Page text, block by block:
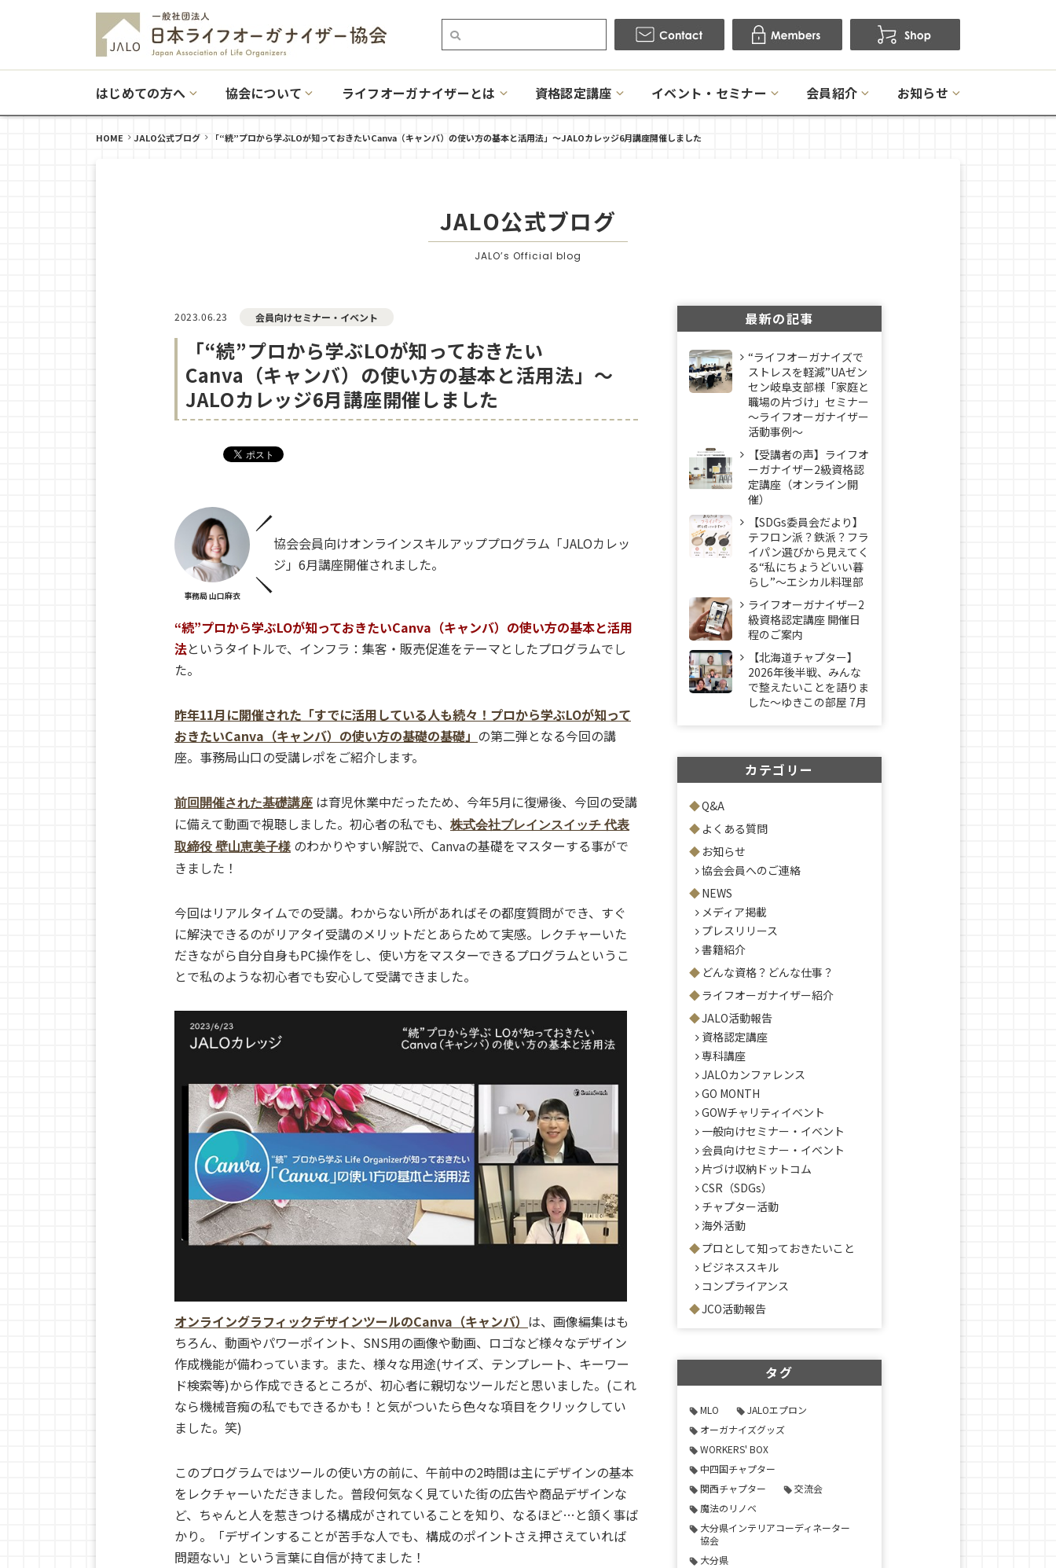
はじめての方へ 協会について ライフオーガナイザーとは 資格認定講座 イベント・セミナー 会員紹介 お知らせ
HOME JALO公式ブログ 「“続”プロから学ぶLOが知っておきたいCanva（キャンバ）の使い方の基本と活用法」〜JALOカレッジ6月講座開催しました
JALO公式ブログ
JALO’s Official blog
2023.06.23 会員向けセミナー・イベント
「“続”プロから学ぶLOが知っておきたい
Canva（キャンバ）の使い方の基本と活用法」〜
JALOカレッジ6月講座開催しました
事務局 山口麻衣
協会会員向けオンラインスキルアッププログラム「JALOカレッ
ジ」6月講座開催されました。
“続”プロから学ぶLOが知っておきたいCanva（キャンバ）の使い方の基本と活用
法というタイトルで、インフラ：集客・販売促進をテーマとしたプログラムでし
た。
昨年11月に開催された「すでに活用している人も続々！プロから学ぶLOが知って
おきたいCanva（キャンバ）の使い方の基礎の基礎」 の第二弾となる今回の講
座。事務局山口の受講レポをご紹介します。
前回開催された基礎講座 は育児休業中だったため、今年5月に復帰後、今回の受講
に備えて動画で視聴しました。初心者の私でも、 株式会社ブレインスイッチ 代表
取締役 壁山恵美子様のわかりやすい解説で、Canvaの基礎をマスターする事がで
きました！
今回はリアルタイムでの受講。わからない所があればその都度質問ができ、すぐ
に解決できるのがリアタイ受講のメリットだとあらためて実感。レクチャーいた
だきながら自分自身もPC操作をし、使い方をマスターできるプログラムというこ
とで私のような初心者でも安心して受講できました。
オンライングラフィックデザインツールのCanva（キャンバ） は、画像編集はも
ちろん、動画やパワーポイント、SNS用の画像や動画、ロゴなど様々なデザイン
作成機能が備わっています。また、様々な用途(サイズ、テンプレート、キーワー
ド検索等)から作成できるところが、初心者に親切なツールだと思いました。(これ
なら機械音痴の私でもできるかも！と気がついたら色々な項目をクリックしてい
ました。笑)
このプログラムではツールの使い方の前に、午前中の2時間は主にデザインの基本
をレクチャーいただきました。普段何気なく見ていた街の広告や商品デザインな
ど、ちゃんと人を惹きつける構成がされていることを知り、なるほど…と頷く事ば
かり。「デザインすることが苦手な人でも、構成のポイントさえ押さえていれば
問題ない」という言葉に自信が持てました！
最新の記事
“ライフオーガナイズで
ストレスを軽減”UAゼン
セン岐阜支部様「家庭と
職場の片づけ」セミナー
～ライフオーガナイザー
活動事例〜
【受講者の声】ライフオ
ーガナイザー2級資格認
定講座（オンライン開
催）
【SDGs委員会だより】
テフロン派？鉄派？フラ
イパン選びから見えてく
る“私にちょうどいい暮
らし”～エシカル料理部
ライフオーガナイザー2
級資格認定講座 開催日
程のご案内
【北海道チャプター】
2026年後半戦、みんな
で整えたいことを語りま
した～ゆきこの部屋 7月
カテゴリー
Q&A
よくある質問
お知らせ
協会会員へのご連絡
NEWS
メディア掲載
プレスリリース
書籍紹介
どんな資格？どんな仕事？
ライフオーガナイザー紹介
JALO活動報告
資格認定講座
専科講座
JALOカンファレンス
GO MONTH
GOWチャリティイベント
一般向けセミナー・イベント
会員向けセミナー・イベント
片づけ収納ドットコム
CSR（SDGs）
チャプター活動
海外活動
プロとして知っておきたいこと
ビジネススキル
コンプライアンス
JCO活動報告
タグ
MLO
JALOエプロン
オーガナイズグッズ
WORKERS' BOX
中四国チャプター
関西チャプター
交流会
魔法のリノベ
大分県インテリアコーディネーター
協会
大分県